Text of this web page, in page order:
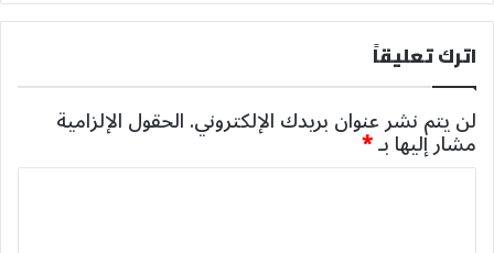
اترك تعليقاً
لن يتم نشر عنوان بريدك الإلكتروني.الحقول الإلزامية
مشار إليها بـ*